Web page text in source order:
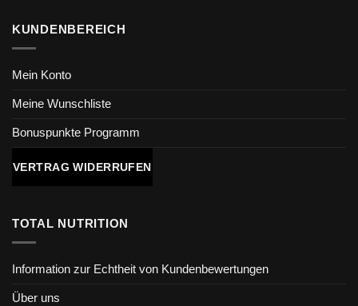
KUNDENBEREICH
Mein Konto
Meine Wunschliste
Bonuspunkte Programm
VERTRAG WIDERRUFEN
TOTAL NUTRITION
Information zur Echtheit von Kundenbewertungen
Über uns